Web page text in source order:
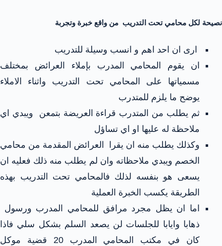
نصيحة لكل محامي تحت التدريب من واقع خبرة وتجربة
ارى ان احد اهم و انسب وسيلة للتدريب
ان يقوم المحامي المدرب بإملاء العرائض بمختلف
مسمياتها على المحامي تحت التدريب واثناء الاملاء
يوضح ما يلزم للمتدرب
ثم يطلب من المتدرب قراءة العريضة بتمعن ويبدي اي
ملاحظة له عليها او اي تساؤل
وكذلك يطلب منه ان يقرا العرائض المقدمة من محامي
الخصم ويبدي ملاحظاته وان لم يطلب منه ذلك فعليه ان
يسعى هو بنفسه لذلك فالمحامي تحت التدريب بهذه
الطريقة يكسب الخبرة العملية
اما ان يظل مجرد مرافق للمحامي المدرب ورسول
ذهابا وايابا للجلسات لن يصعد السلم بشكل سلي فاذا
كان في مكتب المحامي المدرب 20 قضية موكل